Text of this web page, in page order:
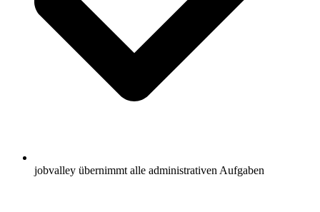
jobvalley übernimmt alle administrativen Aufgaben